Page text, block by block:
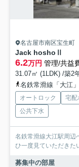
名古屋市南区宝生町
Jack hoshoⅡ
6.2万円 管理/共益
31.07㎡ (1LDK) /築2
名鉄常滑線「大江
オートロック 宅配
公共下水
名鉄常滑線大江駅周
ひ一度見ていただきた
募集中の部屋